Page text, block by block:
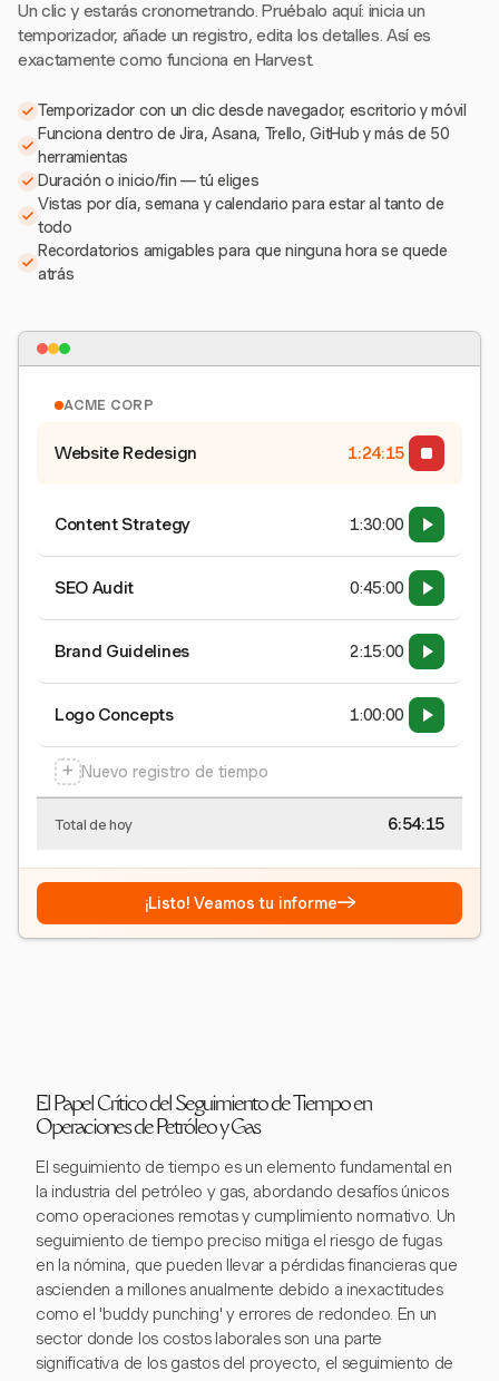
Un clic y estarás cronometrando. Pruébalo aquí: inicia un
temporizador, añade un registro, edita los detalles. Así es
exactamente como funciona en Harvest.
Temporizador con un clic desde navegador, escritorio y móvil
Funciona dentro de Jira, Asana, Trello, GitHub y más de 50
herramientas
Duración o inicio/fin — tú eliges
Vistas por día, semana y calendario para estar al tanto de
todo
Recordatorios amigables para que ninguna hora se quede
atrás
ACME CORP
Website Redesign 1:24:15
Content Strategy 1:30:00
SEO Audit 0:45:00
Brand Guidelines 2:15:00
Logo Concepts 1:00:00
+ Nuevo registro de tiempo
Total de hoy 6:54:15
¡Listo! Veamos tu informe→
El Papel Crítico del Seguimiento de Tiempo en
Operaciones de Petróleo y Gas
El seguimiento de tiempo es un elemento fundamental en
la industria del petróleo y gas, abordando desafíos únicos
como operaciones remotas y cumplimiento normativo. Un
seguimiento de tiempo preciso mitiga el riesgo de fugas
en la nómina, que pueden llevar a pérdidas financieras que
ascienden a millones anualmente debido a inexactitudes
como el 'buddy punching' y errores de redondeo. En un
sector donde los costos laborales son una parte
significativa de los gastos del proyecto, el seguimiento de